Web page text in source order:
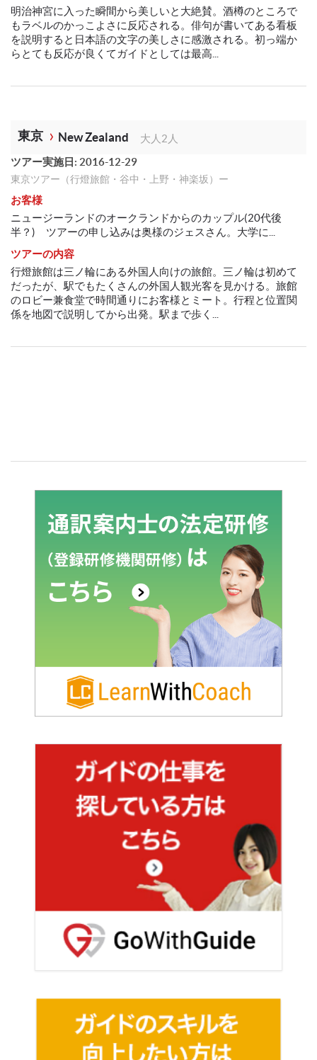
明治神宮に入った瞬間から美しいと大絶賛。酒樽のところで
もラベルのかっこよさに反応される。俳句が書いてある看板
を説明すると日本語の文字の美しさに感激される。初っ端か
らとても反応が良くてガイドとしては最高...
東京 New Zealand
大人2人
ツアー実施日: 2016-12-29
東京ツアー（行燈旅館・谷中・上野・神楽坂）ー
お客様
ニュージーランドのオークランドからのカップル(20代後
半？) ツアーの申し込みは奥様のジェスさん。大学に...
ツアーの内容
行燈旅館は三ノ輪にある外国人向けの旅館。三ノ輪は初めて
だったが、駅でもたくさんの外国人観光客を見かける。旅館
のロビー兼食堂で時間通りにお客様とミート。行程と位置関
係を地図で説明してから出発。駅まで歩く...